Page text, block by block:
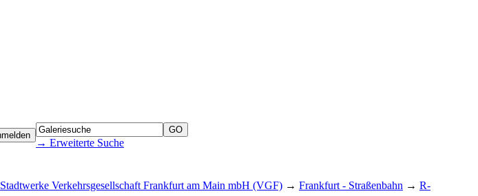
→ Erweiterte Suche
Stadtwerke Verkehrsgesellschaft Frankfurt am Main mbH (VGF) → Frankfurt - Straßenbahn → R-